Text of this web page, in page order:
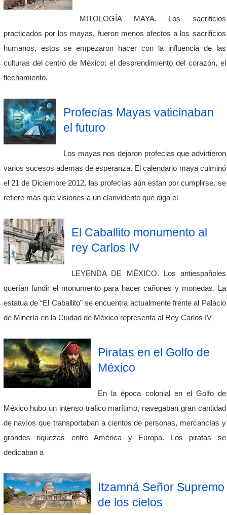
MITOLOGÍA MAYA. Los sacrificios
practicados por los mayas, fueron menos afectos a los sacrificios
humanos, estos se empezaron hacer con la influencia de las
culturas del centro de México; el desprendimiento del corazón, el
flechamiento,
Profecías Mayas vaticinaban
el futuro
Los mayas nos dejaron profecias que advirtieron
varios sucesos ademas de esperanza. El calendario maya culminó
el 21 de Diciembre 2012, las profecías aún estan por cumplirse, se
refiere más que visiones a un clarividente que diga el
El Caballito monumento al
rey Carlos IV
LEYENDA DE MÉXICO. Los antiespañoles
querían fundir el monumento para hacer cañones y monedas. La
estatua de “El Caballito” se encuentra actualmente frente al Palacio
de Minería en la Ciudad de México representa al Rey Carlos IV
Piratas en el Golfo de
México
En la época colonial en el Golfo de
México hubo un intenso trafico marítimo, navegaban gran cantidad
de navíos que transportaban a cientos de personas, mercancías y
grandes riquezas entre América y Europa. Los piratas se
dedicaban a
Itzamná Señor Supremo
de los cielos